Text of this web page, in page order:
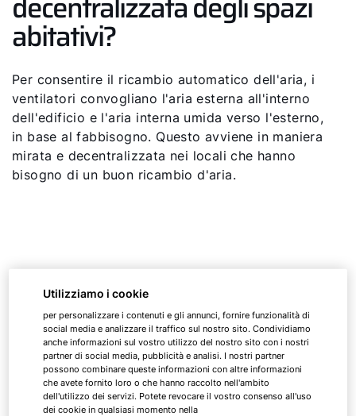
abitativi?
Per consentire il ricambio automatico dell'aria, i
ventilatori convogliano l'aria esterna all'interno
dell'edificio e l'aria interna umida verso l'esterno,
in base al fabbisogno. Questo avviene in maniera
mirata e decentralizzata nei locali che hanno
bisogno di un buon ricambio d'aria.
02.I vantaggi della
ventilazione decentralizzata
In bagno, in camera da letto o in cantina, con la
ventilazione decentralizzata aprire le finestre sarà
un ricordo del passato.
Utilizziamo i cookie
per personalizzare i contenuti e gli annunci, fornire funzionalità di
social media e analizzare il traffico sul nostro sito. Condividiamo
anche informazioni sul vostro utilizzo del nostro sito con i nostri
partner di social media, pubblicità e analisi. I nostri partner
possono combinare queste informazioni con altre informazioni
che avete fornito loro o che hanno raccolto nell'ambito
dell'utilizzo dei servizi. Potete revocare il vostro consenso all'uso
dei cookie in qualsiasi momento nella